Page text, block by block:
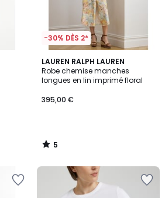
-30% DÈS 2*
LAUREN RALPH LAUREN
Robe chemise manches
longues en lin imprimé floral
395,00 €
5
/
5
5
/